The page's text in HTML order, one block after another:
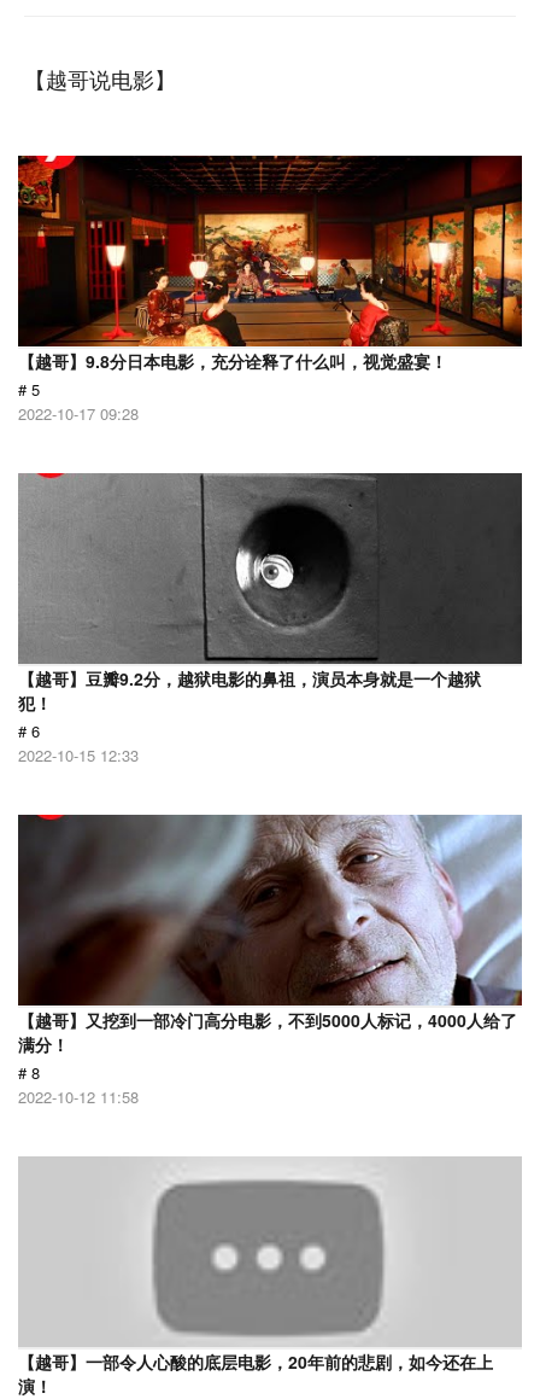
【越哥说电影】
【越哥】9.8分日本电影，充分诠释了什么叫，视觉盛宴！
# 5
2022-10-17 09:28
【越哥】豆瓣9.2分，越狱电影的鼻祖，演员本身就是一个越狱
犯！
# 6
2022-10-15 12:33
【越哥】又挖到一部冷门高分电影，不到5000人标记，4000人给了
满分！
# 8
2022-10-12 11:58
【越哥】一部令人心酸的底层电影，20年前的悲剧，如今还在上
演！